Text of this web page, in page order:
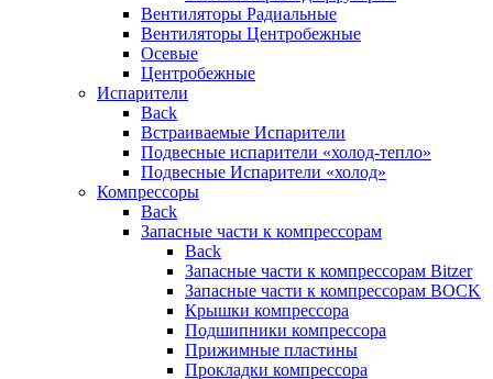
Вентиляторы Радиальные
Вентиляторы Центробежные
Осевые
Центробежные
Испарители
Back
Встраиваемые Испарители
Подвесные испарители «холод-тепло»
Подвесные Испарители «холод»
Компрессоры
Back
Запасные части к компрессорам
Back
Запасные части к компрессорам Bitzer
Запасные части к компрессорам BOCK
Крышки компрессора
Подшипники компрессора
Прижимные пластины
Прокладки компрессора